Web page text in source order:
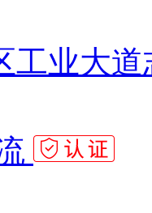
工业大